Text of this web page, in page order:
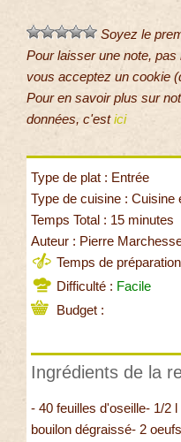
Soyez le
Pour laisser une note,
vous acceptez un cookie
Pour en savoir plus sur
données, c'estici
Type de plat : Entrée
Type de cuisine : Cuisine
Temps Total : 15 minutes
Auteur : Pierre
Temps de
Difficulté : Facile
Budget :
Ingrédients de la
- 40 feuilles d'oseille- 1/2
bouilon dégraissé- 2